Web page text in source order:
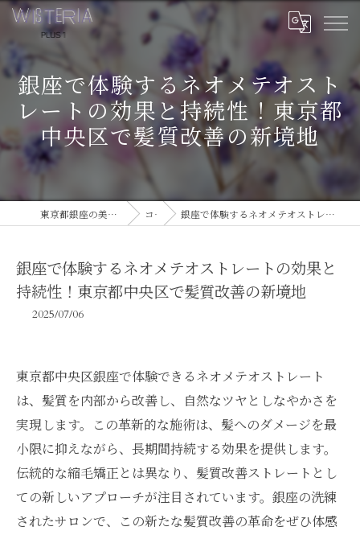
銀座で体験するネオメテオスト
レートの効果と持続性！東京都
中央区で髪質改善の新境地
東京都銀座の美容室ならWISTERIA PLUS 1 コラム 銀座で体験するネオメテオストレートの効果と持続性！東京都中央区で髪質改善の新境地
銀座で体験するネオメテオストレートの効果と
持続性！東京都中央区で髪質改善の新境地
2025/07/06
東京都中央区銀座で体験できるネオメテオストレート
は、髪質を内部から改善し、自然なツヤとしなやかさを
実現します。この革新的な施術は、髪へのダメージを最
小限に抑えながら、長期間持続する効果を提供します。
伝統的な縮毛矯正とは異なり、髪質改善ストレートとし
ての新しいアプローチが注目されています。銀座の洗練
されたサロンで、この新たな髪質改善の革命をぜひ体感